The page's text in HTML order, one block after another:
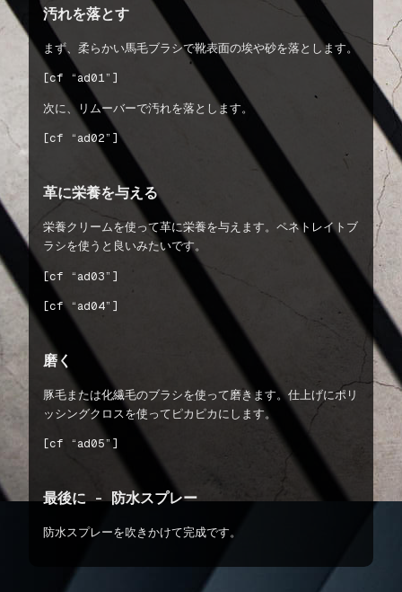
汚れを落とす
まず、柔らかい馬毛ブラシで靴表面の埃や砂を落とします。
[cf “ad01”]
次に、リムーバーで汚れを落とします。
[cf “ad02”]
革に栄養を与える
栄養クリームを使って革に栄養を与えます。ペネトレイトブ
ラシを使うと良いみたいです。
[cf “ad03”]
[cf “ad04”]
磨く
豚毛または化繊毛のブラシを使って磨きます。仕上げにポリ
ッシングクロスを使ってピカピカにします。
[cf “ad05”]
最後に – 防水スプレー
防水スプレーを吹きかけて完成です。